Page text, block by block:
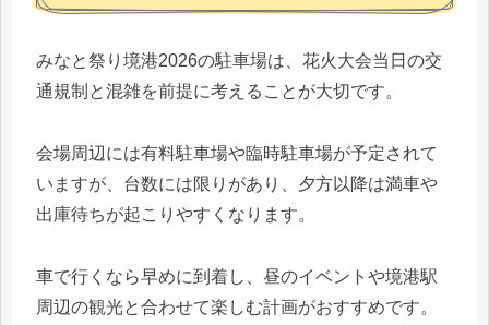
みなと祭り境港2026の駐車場は、花火大会当日の交
通規制と混雑を前提に考えることが大切です。
会場周辺には有料駐車場や臨時駐車場が予定されて
いますが、台数には限りがあり、夕方以降は満車や
出庫待ちが起こりやすくなります。
車で行くなら早めに到着し、昼のイベントや境港駅
周辺の観光と合わせて楽しむ計画がおすすめです。